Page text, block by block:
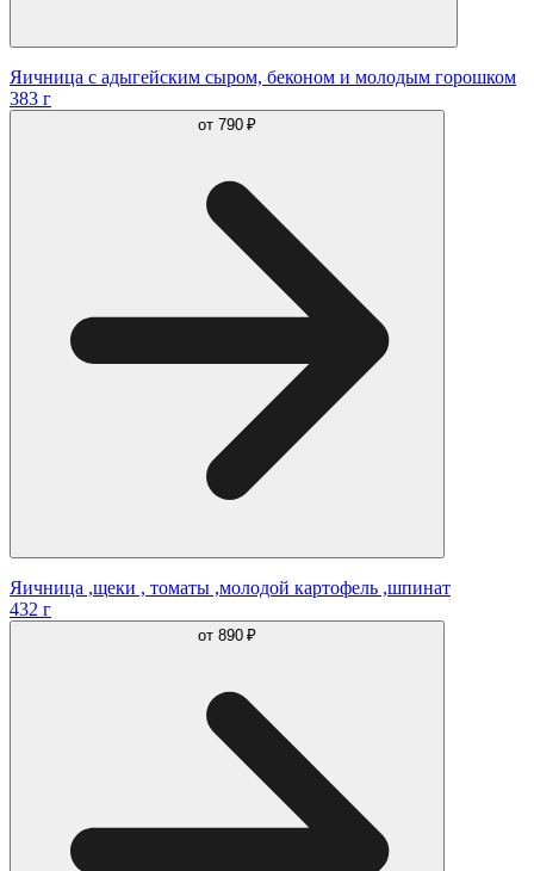
Яичница с адыгейским сыром, беконом и молодым горошком
383 г
от 790 ₽
Яичница ,щеки , томаты ,молодой картофель ,шпинат
432 г
от 890 ₽